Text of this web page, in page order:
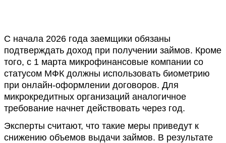
С начала 2026 года заемщики обязаны
подтверждать доход при получении займов. Кроме
того, с 1 марта микрофинансовые компании со
статусом МФК должны использовать биометрию
при онлайн-оформлении договоров. Для
микрокредитных организаций аналогичное
требование начнет действовать через год.
Эксперты считают, что такие меры приведут к
снижению объемов выдачи займов. В результате